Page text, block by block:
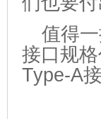
值得
接口规
Type-A